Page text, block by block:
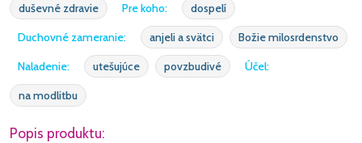
duševné zdravie
Pre koho:
dospelí
Duchovné zameranie:
anjeli a svätci
Božie milosrdenstvo
Naladenie:
utešujúce povzbudivé
Účel:
na modlitbu
Popis produktu: